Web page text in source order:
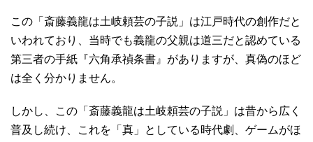
この「斎藤義龍は土岐頼芸の子説」は江戸時代の創作だと
いわれており、当時でも義龍の父親は道三だと認めている
第三者の手紙『六角承禎条書』がありますが、真偽のほど
は全く分かりません。
しかし、この「斎藤義龍は土岐頼芸の子説」は昔から広く
普及し続け、これを「真」としている時代劇、ゲームがほ